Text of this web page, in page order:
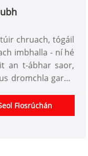
chruach, tógáil
imbhalla - ní hé
an t-ábhar saor,
dromchla garbh
le haghaidh
milliún tonna, ar
Fiosrúchán